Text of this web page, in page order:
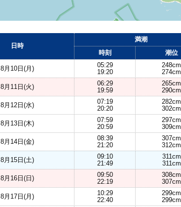
日時
満潮
時刻
潮位
8月10日(月)
05:29
19:20
248cm
274cm
8月11日(火)
06:29
19:59
265cm
290cm
8月12日(水)
07:19
20:20
282cm
302cm
8月13日(木)
07:59
20:59
297cm
309cm
8月14日(金)
08:39
21:20
307cm
312cm
8月15日(土)
09:10
21:49
311cm
311cm
8月16日(日)
09:50
22:19
308cm
307cm
8月17日(月)
10:29
22:40
299cm
299cm